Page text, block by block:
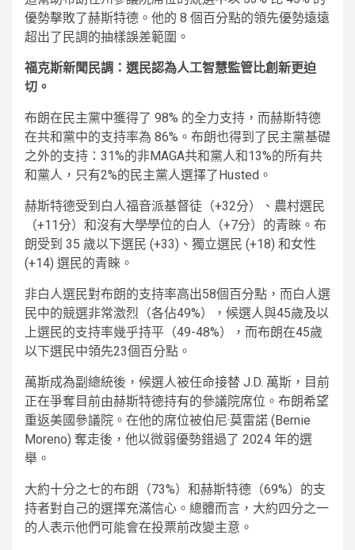
優勢擊敗了赫斯特德。他的 8 個百分點的領先優勢遠遠
超出了民調的抽樣誤差範圍。
福克斯新聞民調：選民認為人工智慧監管比創新更迫
切。
布朗在民主黨中獲得了 98% 的全力支持，而赫斯特德
在共和黨中的支持率為 86%。布朗也得到了民主黨基礎
之外的支持：31%的非MAGA共和黨人和13%的所有共
和黨人，只有2%的民主黨人選擇了Husted。
赫斯特德受到白人福音派基督徒（+32分）、農村選民
（+11分）和沒有大學學位的白人（+7分）的青睞。布
朗受到 35 歲以下選民 (+33)、獨立選民 (+18) 和女性
(+14) 選民的青睞。
非白人選民對布朗的支持率高出58個百分點，而白人選
民中的競選非常激烈（各佔49%），候選人與45歲及以
上選民的支持率幾乎持平（49-48%），而布朗在45歲
以下選民中領先23個百分點。
萬斯成為副總統後，候選人被任命接替 J.D. 萬斯，目前
正在爭奪目前由赫斯特德持有的參議院席位。布朗希望
重返美國參議院。在他的席位被伯尼·莫雷諾 (Bernie
Moreno) 奪走後，他以微弱優勢錯過了 2024 年的選
舉。
大約十分之七的布朗（73%）和赫斯特德（69%）的支
持者對自己的選擇充滿信心。總體而言，大約四分之一
的人表示他們可能會在投票前改變主意。